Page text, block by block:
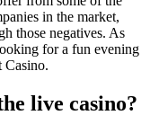
in the market,
those negatives. As
for a fun evening
Casino.
live casino?